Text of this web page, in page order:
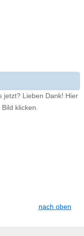
jetzt? Lieben Dank! Hier
klicken.
nach oben